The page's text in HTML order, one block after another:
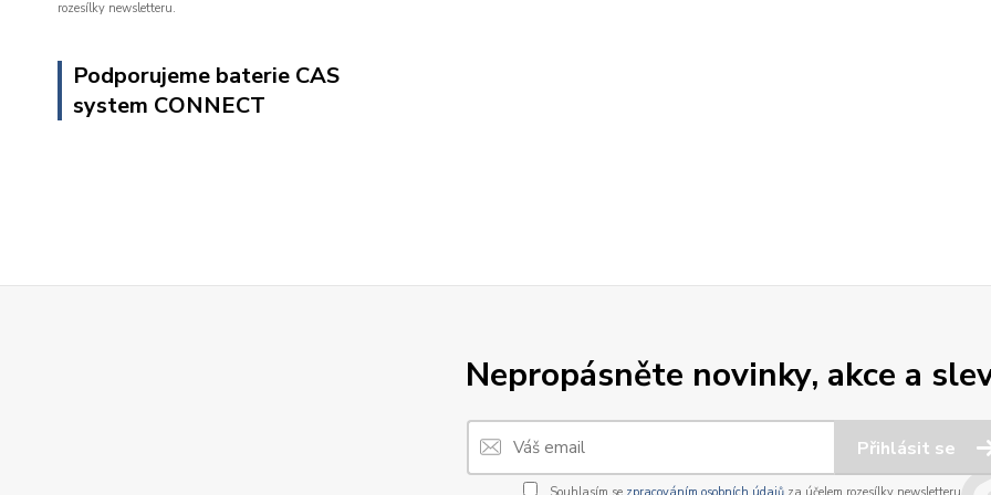
rozesílky newsletteru.
Podporujeme baterie CAS
system CONNECT
Nepropásněte novinky, akce a
Přihlásit se